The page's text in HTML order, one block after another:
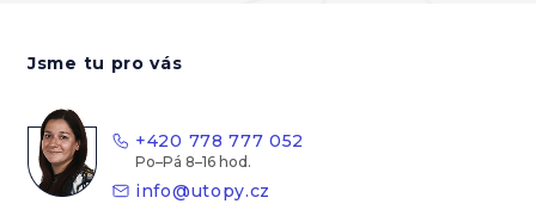
Jsme tu pro vás
+420 778 777 052
info@utopy.cz